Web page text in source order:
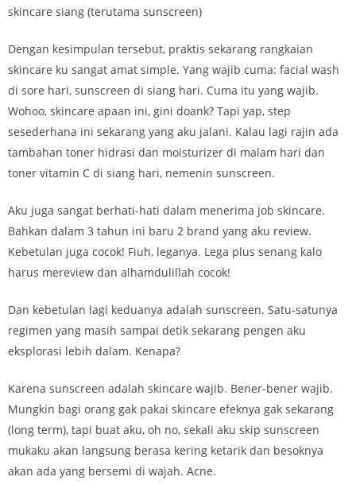
skincare siang (terutama sunscreen)
Dengan kesimpulan tersebut, praktis sekarang rangkaian
skincare ku sangat amat simple. Yang wajib cuma: facial wash
di sore hari, sunscreen di siang hari. Cuma itu yang wajib.
Wohoo, skincare apaan ini, gini doank? Tapi yap, step
sesederhana ini sekarang yang aku jalani. Kalau lagi rajin ada
tambahan toner hidrasi dan moisturizer di malam hari dan
toner vitamin C di siang hari, nemenin sunscreen.
Aku juga sangat berhati-hati dalam menerima job skincare.
Bahkan dalam 3 tahun ini baru 2 brand yang aku review.
Kebetulan juga cocok! Fiuh, leganya. Lega plus senang kalo
harus mereview dan alhamdulillah cocok!
Dan kebetulan lagi keduanya adalah sunscreen. Satu-satunya
regimen yang masih sampai detik sekarang pengen aku
eksplorasi lebih dalam. Kenapa?
Karena sunscreen adalah skincare wajib. Bener-bener wajib.
Mungkin bagi orang gak pakai skincare efeknya gak sekarang
(long term), tapi buat aku, oh no, sekali aku skip sunscreen
mukaku akan langsung berasa kering ketarik dan besoknya
akan ada yang bersemi di wajah. Acne.